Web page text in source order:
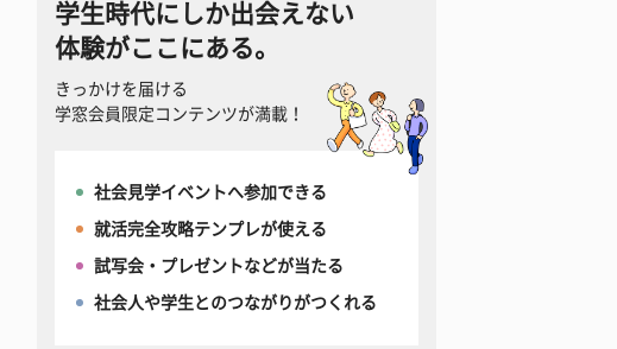
学生時代にしか出会えない
体験がここにある。
きっかけを届ける
学窓会員限定コンテンツが満載！
社会見学イベントへ参加できる
就活完全攻略テンプレが使える
試写会・プレゼントなどが当たる
社会人や学生とのつながりがつくれる